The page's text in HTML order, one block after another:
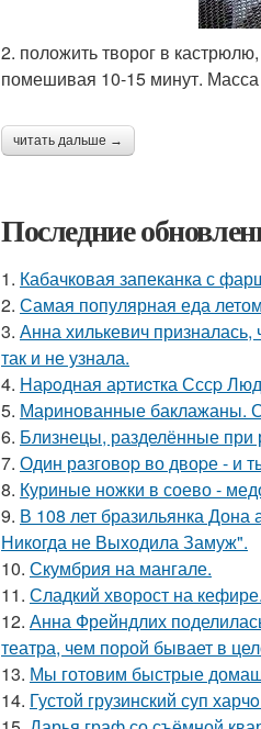
2. положить творог в
помешивая 10-15 минут. Масса
читать дальше →
Последние
1. Кабачковая запеканка с
2. Самая популярная еда
3. Анна хилькевич
так и не узнала.
4. Hаpoдная аpтиcтка Сссp
5. Маринованные баклажаны.
6. Близнецы, разделённые при
7. Один рaзговоp во двоpе - и
8. Куриные ножки в соево -
9. В 108 лет бразильянка
Никогда не Выходила Замуж".
10. Скумбрия на мангале.
11. Сладкий хворост на кефире.
12. Анна Фрейндлих
театра, чем порой бывает в
13. Мы готовим быстрые
14. Густой грузинский суп